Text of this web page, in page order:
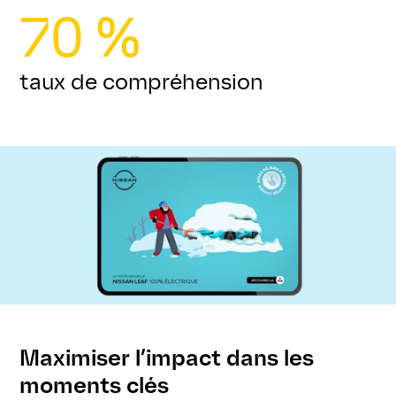
70 %
taux de compréhension
Maximiser l’impact dans les
moments clés